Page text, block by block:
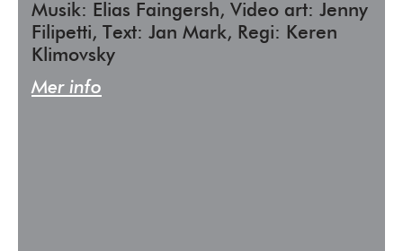
Musik: Elias Faingersh, Video art: Jenny
Filipetti, Text: Jan Mark, Regi: Keren
Klimovsky
Mer info